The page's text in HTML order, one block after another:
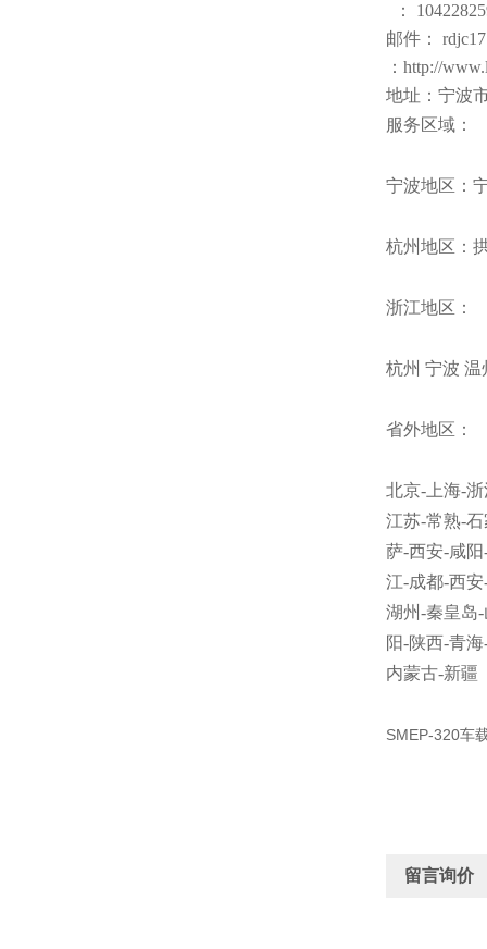
：
邮件： rdjc17
：http://
地址：宁波
服务区域：
宁波地区：
杭州地区：
浙江地区：
杭州 宁波
省外地区：
北京- 上海-浙
江苏-常熟-石
萨-西安-咸阳
江-成都-西安
湖州-秦皇岛-
阳-陕西-青海
内蒙古-新疆
SMEP-320车
留言询价